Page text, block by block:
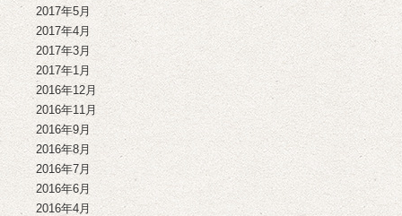
2017年5月
2017年4月
2017年3月
2017年1月
2016年12月
2016年11月
2016年9月
2016年8月
2016年7月
2016年6月
2016年4月